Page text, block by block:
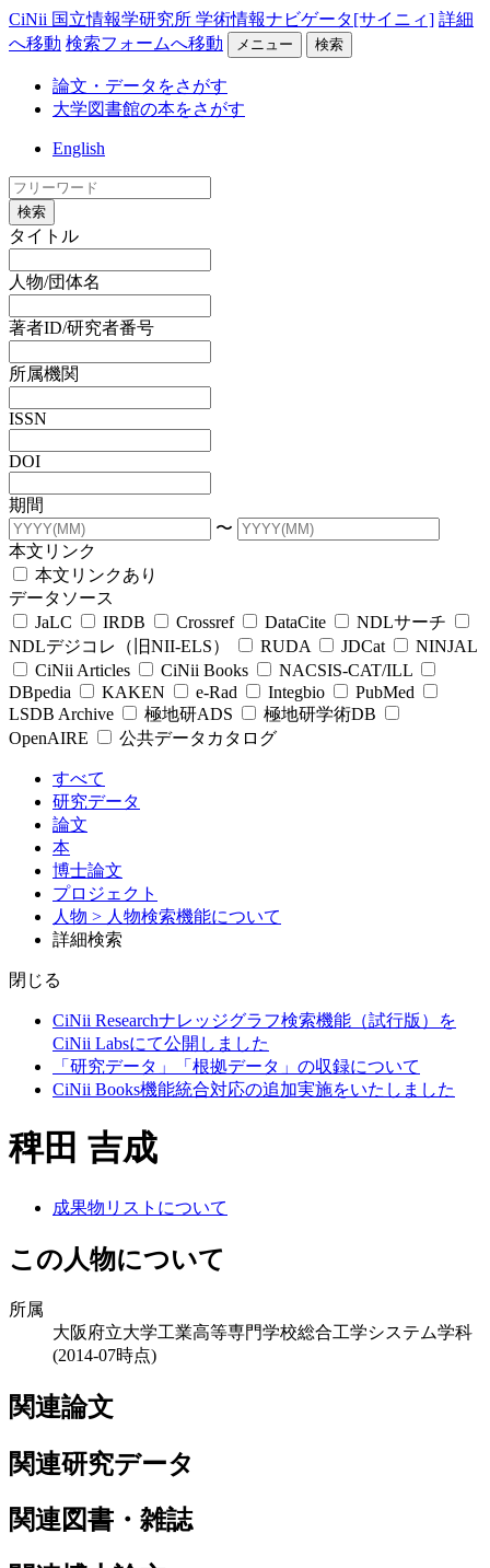
CiNii 国立情報学研究所 学術情報ナビゲータ[サイニィ] 詳細
へ移動 検索フォームへ移動 メニュー 検索
論文・データをさがす
大学図書館の本をさがす
English
検索
タイトル
人物/団体名
著者ID/研究者番号
所属機関
ISSN
DOI
期間
〜
本文リンク
本文リンクあり
データソース
JaLC
IRDB Crossref DataCite
NDLサーチ
NDLデジコレ（旧NII-ELS）
RUDA JDCat
NINJAL
CiNii Articles
CiNii Books
NACSIS-CAT/ILL
DBpedia
KAKEN e-Rad Integbio
PubMed
LSDB Archive
極地研ADS
極地研学術DB
OpenAIRE
公共データカタログ
すべて
研究データ
論文
本
博士論文
プロジェクト
人物 > 人物検索機能について
詳細検索
閉じる
CiNii Researchナレッジグラフ検索機能（試行版）を
CiNii Labsにて公開しました
「研究データ」「根拠データ」の収録について
CiNii Books機能統合対応の追加実施をいたしました
稗田 吉成
成果物リストについて
この人物について
所属
大阪府立大学工業高等専門学校総合工学システム学科
(2014-07時点)
関連論文
関連研究データ
関連図書・雑誌